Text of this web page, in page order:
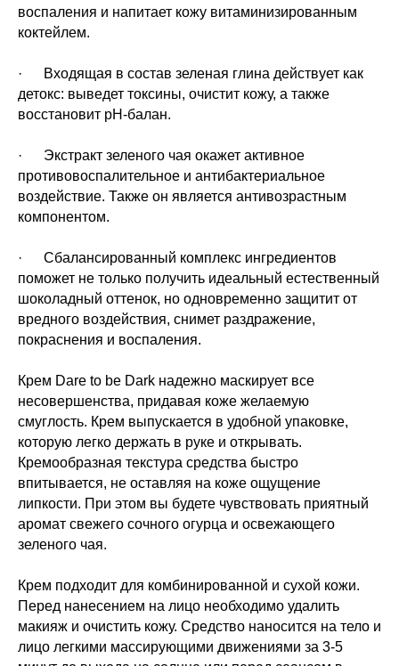
воспаления и напитает кожу витаминизированным
коктейлем.
· Входящая в состав зеленая глина действует как
детокс: выведет токсины, очистит кожу, а также
восстановит pH-балан.
· Экстракт зеленого чая окажет активное
противовоспалительное и антибактериальное
воздействие. Также он является антивозрастным
компонентом.
· Сбалансированный комплекс ингредиентов
поможет не только получить идеальный естественный
шоколадный оттенок, но одновременно защитит от
вредного воздействия, снимет раздражение,
покраснения и воспаления.
Крем Dare to be Dark надежно маскирует все
несовершенства, придавая коже желаемую
смуглость. Крем выпускается в удобной упаковке,
которую легко держать в руке и открывать.
Кремообразная текстура средства быстро
впитывается, не оставляя на коже ощущение
липкости. При этом вы будете чувствовать приятный
аромат свежего сочного огурца и освежающего
зеленого чая.
Крем подходит для комбинированной и сухой кожи.
Перед нанесением на лицо необходимо удалить
макияж и очистить кожу. Средство наносится на тело и
лицо легкими массирующими движениями за 3-5